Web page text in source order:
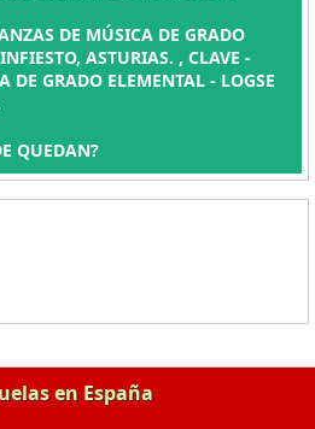
DE MÚSICA DE GRADO
ASTURIAS. , CLAVE -
DE GRADO ELEMENTAL - LOGSE
QUEDAN?
en España